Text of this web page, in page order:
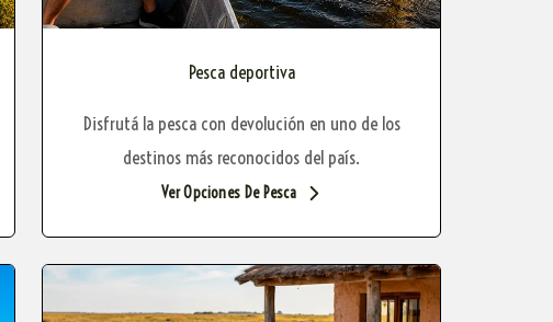
Pesca deportiva
Disfrutá la pesca con devolución en uno de los
destinos más reconocidos del país.
Ver Opciones De Pesca